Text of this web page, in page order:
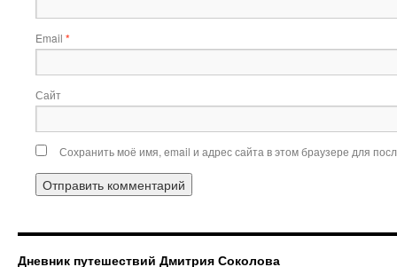
Email *
Сайт
Сохранить моё имя, email и адрес сайта в этом браузере для
Дневник путешествий Дмитрия Соколова